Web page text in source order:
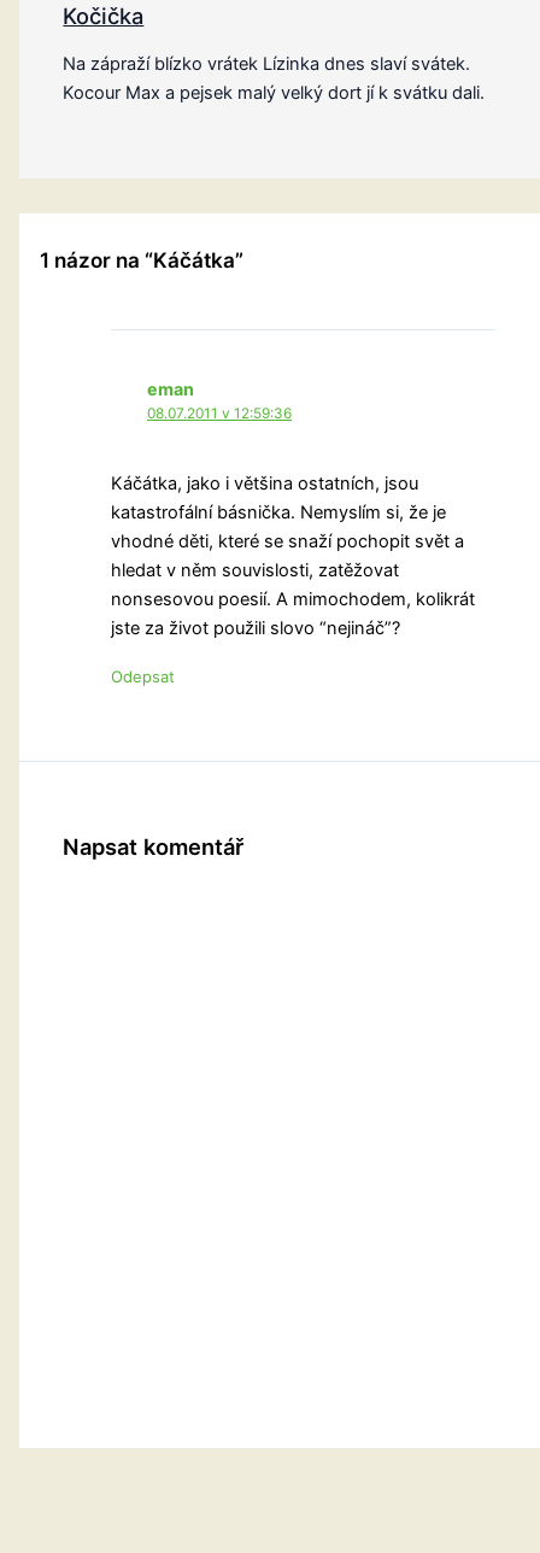
Kočička
Na zápraží blízko vrátek Lízinka dnes slaví svátek.
Kocour Max a pejsek malý velký dort jí k svátku dali.
1 názor na “Káčátka”
eman
08.07.2011 v 12:59:36
Káčátka, jako i většina ostatních, jsou
katastrofální básnička. Nemyslím si, že je
vhodné děti, které se snaží pochopit svět a
hledat v něm souvislosti, zatěžovat
nonsesovou poesií. A mimochodem, kolikrát
jste za život použili slovo “nejináč”?
Odepsat
Napsat komentář